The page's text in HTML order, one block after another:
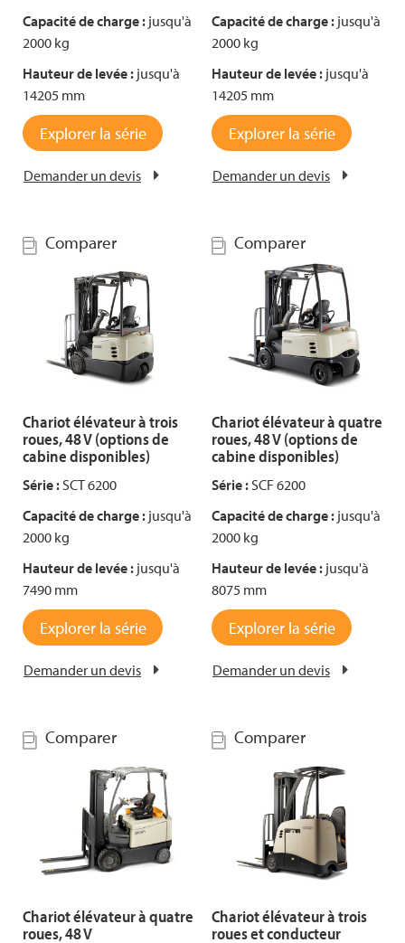
Capacité de charge : jusqu'à
2000 kg
Hauteur de levée : jusqu'à
14205 mm
Explorer la série
Demander un devis
Capacité de charge : jusqu'à
2000 kg
Hauteur de levée : jusqu'à
14205 mm
Explorer la série
Demander un devis
Comparer
Chariot élévateur à trois
roues, 48 V (options de
cabine disponibles)
Série :SCT 6200
Capacité de charge : jusqu'à
2000 kg
Hauteur de levée : jusqu'à
7490 mm
Explorer la série
Demander un devis
Comparer
Chariot élévateur à quatre
roues, 48 V (options de
cabine disponibles)
Série :SCF 6200
Capacité de charge : jusqu'à
2000 kg
Hauteur de levée : jusqu'à
8075 mm
Explorer la série
Demander un devis
Comparer
Chariot élévateur à quatre
roues, 48 V
Comparer
Chariot élévateur à trois
roues et conducteur